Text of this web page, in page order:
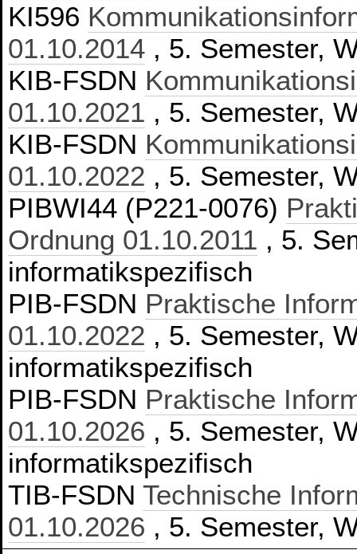
KI596
01.10.2014 , 5. Semester,
KIB-FSDN
01.10.2021 , 5. Semester,
KIB-FSDN
01.10.2022 , 5. Semester,
PIBWI44 (P221-0076)
Ordnung 01.10.2011 , 5.
informatikspezifisch
PIB-FSDN Praktische
01.10.2022 , 5. Semester,
informatikspezifisch
PIB-FSDN Praktische
01.10.2026 , 5. Semester,
informatikspezifisch
TIB-FSDNTechnische
01.10.2026 , 5. Semester,